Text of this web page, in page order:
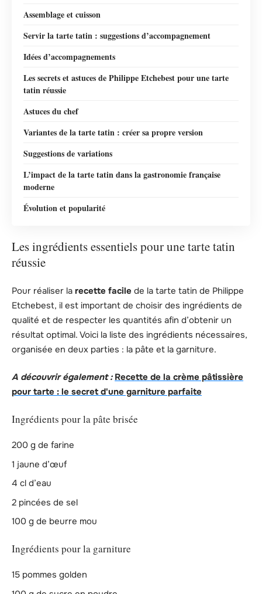
Assemblage et cuisson
Servir la tarte tatin : suggestions d’accompagnement
Idées d’accompagnements
Les secrets et astuces de Philippe Etchebest pour une tarte
tatin réussie
Astuces du chef
Variantes de la tarte tatin : créer sa propre version
Suggestions de variations
L’impact de la tarte tatin dans la gastronomie française
moderne
Évolution et popularité
Les ingrédients essentiels pour une tarte tatin
réussie
Pour réaliser la recette facile de la tarte tatin de Philippe
Etchebest, il est important de choisir des ingrédients de
qualité et de respecter les quantités afin d’obtenir un
résultat optimal. Voici la liste des ingrédients nécessaires,
organisée en deux parties : la pâte et la garniture.
A découvrir également : Recette de la crème pâtissière
pour tarte : le secret d'une garniture parfaite
Ingrédients pour la pâte brisée
200 g de farine
1 jaune d’œuf
4 cl d’eau
2 pincées de sel
100 g de beurre mou
Ingrédients pour la garniture
15 pommes golden